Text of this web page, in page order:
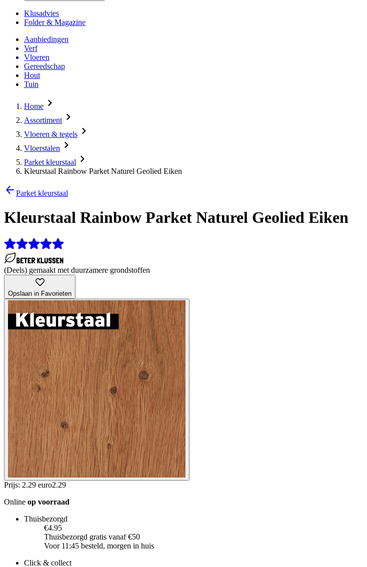
Klusadvies
Folder & Magazine
Aanbiedingen
Verf
Vloeren
Gereedschap
Hout
Tuin
Home
Assortiment
Vloeren & tegels
Vloerstalen
Parket kleurstaal
Kleurstaal Rainbow Parket Naturel Geolied Eiken
Parket kleurstaal
Kleurstaal Rainbow Parket Naturel Geolied Eiken
(Deels) gemaakt met duurzamere grondstoffen
Opslaan in Favorieten
Prijs: 2.29 euro2.29
Online op voorraad
Thuisbezorgd
€4.95
Thuisbezorgd gratis vanaf €50
Voor 11:45 besteld, morgen in huis
Click & collect